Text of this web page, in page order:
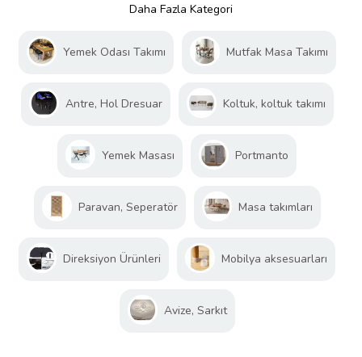
Daha Fazla Kategori
Yemek Odası Takımı Mutfak Masa Takımı
Antre, Hol Dresuar Koltuk, koltuk takımı
Yemek Masası Portmanto
Paravan, Seperatör Masa takımları
Direksiyon Ürünleri Mobilya aksesuarları
Avize, Sarkıt